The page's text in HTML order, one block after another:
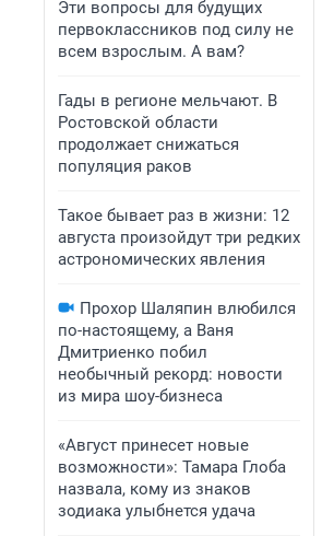
Эти вопросы для будущих
первоклассников под силу не
всем взрослым. А вам?
Гады в регионе мельчают. В
Ростовской области
продолжает снижаться
популяция раков
Такое бывает раз в жизни: 12
августа произойдут три редких
астрономических явления
Прохор Шаляпин влюбился
по-настоящему, а Ваня
Дмитриенко побил
необычный рекорд: новости
из мира шоу-бизнеса
«Август принесет новые
возможности»: Тамара Глоба
назвала, кому из знаков
зодиака улыбнется удача